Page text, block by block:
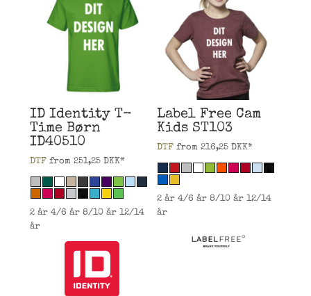
ID Identity T-
Time Børn
ID40510
DTF from 251,25 DKK*
2 år 4/6 år 8/10 år 12/14
år
Label Free Cam
Kids ST103
DTFfrom 216,25 DKK*
2 år 4/6 år 8/10 år 12/14
år